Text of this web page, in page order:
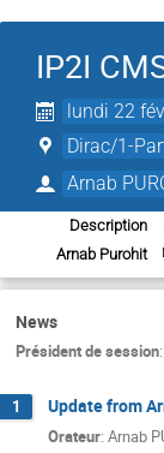
IP2I
lundi 22
Dirac/1-
Arnab
Description
Arnab Purohit
News
Président de session:
1 Update from
Orateur: Arnab